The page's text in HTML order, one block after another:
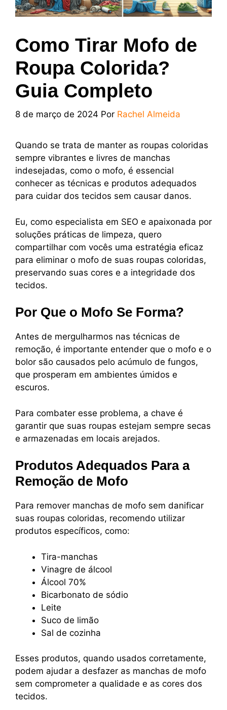
Como Tirar Mofo de
Roupa Colorida?
Guia Completo
8 de março de 2024 Por Rachel Almeida
Quando se trata de manter as roupas coloridas
sempre vibrantes e livres de manchas
indesejadas, como o mofo, é essencial
conhecer as técnicas e produtos adequados
para cuidar dos tecidos sem causar danos.
Eu, como especialista em SEO e apaixonada por
soluções práticas de limpeza, quero
compartilhar com vocês uma estratégia eficaz
para eliminar o mofo de suas roupas coloridas,
preservando suas cores e a integridade dos
tecidos.
Por Que o Mofo Se Forma?
Antes de mergulharmos nas técnicas de
remoção, é importante entender que o mofo e o
bolor são causados pelo acúmulo de fungos,
que prosperam em ambientes úmidos e
escuros.
Para combater esse problema, a chave é
garantir que suas roupas estejam sempre secas
e armazenadas em locais arejados.
Produtos Adequados Para a
Remoção de Mofo
Para remover manchas de mofo sem danificar
suas roupas coloridas, recomendo utilizar
produtos específicos, como:
Tira-manchas
Vinagre de álcool
Álcool 70%
Bicarbonato de sódio
Leite
Suco de limão
Sal de cozinha
Esses produtos, quando usados corretamente,
podem ajudar a desfazer as manchas de mofo
sem comprometer a qualidade e as cores dos
tecidos.